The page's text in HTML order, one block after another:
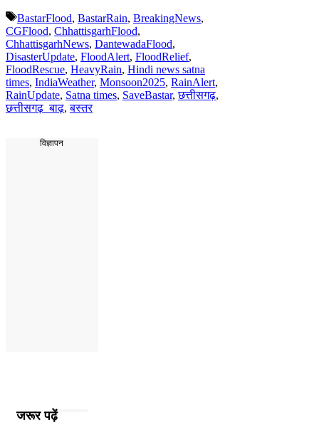
Tags
BastarFlood, BastarRain, BreakingNews,
CGFlood, ChhattisgarhFlood,
ChhattisgarhNews, DantewadaFlood,
DisasterUpdate, FloodAlert, FloodRelief,
FloodRescue, HeavyRain, Hindi news satna
times, IndiaWeather, Monsoon2025, RainAlert,
RainUpdate, Satna times, SaveBastar,छत्तीसगढ़,
छत्तीसगढ़_बाढ़,बस्तर
विज्ञापन
जरूर पढ़ें